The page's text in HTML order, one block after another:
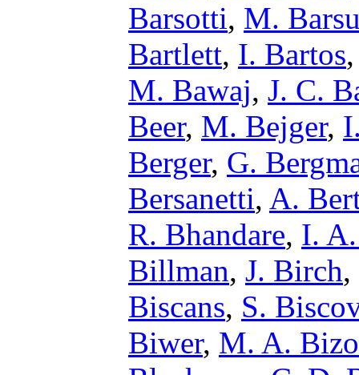
Barsotti, M.
Bartlett, I. Bartos
M. Bawaj, J. C.
Beer, M. Bejger,
Berger, G.
Bersanetti, A.
R. Bhandare, I.
Billman, J. Birch,
Biscans, S.
Biwer, M. A.